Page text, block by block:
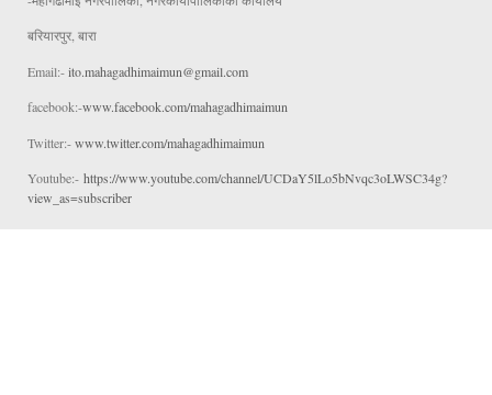
बरियारपुर, बारा
Email:-ito.mahagadhimaimun@gmail.com
facebook:-www.facebook.com/mahagadhimaimun
Twitter:-www.twitter.com/mahagadhimaimun
Youtube:- https://www.youtube.com/channel/UCDaY5lLo5bNvqc3oLWSC34g?
view_as=subscriber